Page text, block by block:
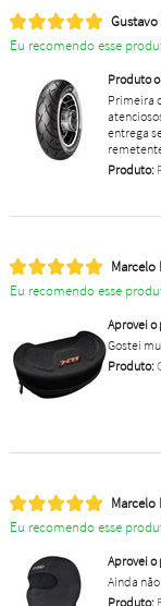
Gustavo
Eu recomendo esse
Produto
Primeira
entrega
Produto:
Marcelo
Eu recomendo esse
Aprovei
Gostei
Produto:
Marcelo
Eu recomendo esse
Aprovei
Ainda
Produto: